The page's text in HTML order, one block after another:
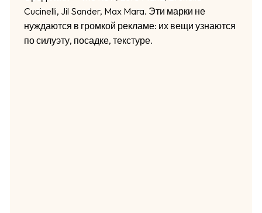
Cucinelli, Jil Sander, Max Mara. Эти марки не
нуждаются в громкой рекламе: их вещи узнаются
по силуэту, посадке, текстуре.